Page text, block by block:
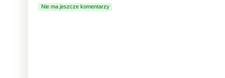
Nie ma jeszcze komentarzy